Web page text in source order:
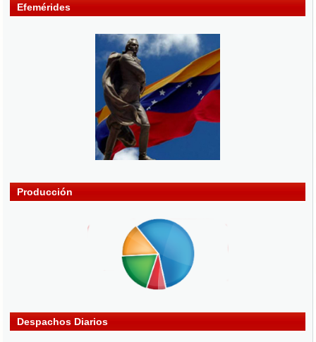
Efemérides
Producción
Despachos Diarios